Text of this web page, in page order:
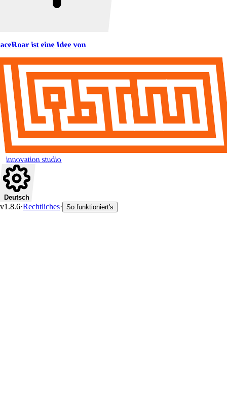
ist eine Idee von
innovation studio
Deutsch
v1.8.6·Rechtliches· So funktioniert's